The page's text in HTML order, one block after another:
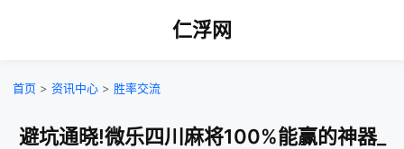
仁浮网
首页 > 资讯中心 > 胜率交流
避坑通晓!微乐四川麻将100%能赢的神器_